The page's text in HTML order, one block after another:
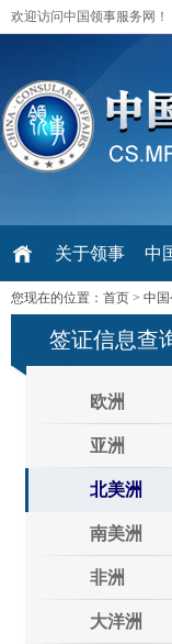
欢迎访问中国领事服务网！
关于领事 中
您现在的位置： 首页 > 中国
签证信息查
欧洲
亚洲
北美洲
南美洲
非洲
大洋洲